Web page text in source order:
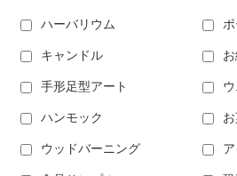
ハーバリウム
キャンドル
手形足型アート
ハンモック
ウッドバーニング